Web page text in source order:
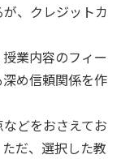
、クレジットカ
業内容のフィー
め信頼関係を作
どをおさえてお
だ、選択した教